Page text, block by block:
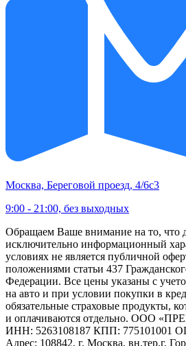
Москва, Береговой проезд, 4/6с3
9:00 - 21:00, без выходных
Обращаем Ваше внимание на то, что
исключительно информационный
условиях не является публичной
положениями статьи 437
Федерации. Все цены указаны с
на авто и при условии покупки в
обязательные страховые продукты,
и оплачиваются отдельно. ООО
ИНН: 5263108187 КПП: 775101001
Адрес: 108842, г. Москва, вн.тер.г.